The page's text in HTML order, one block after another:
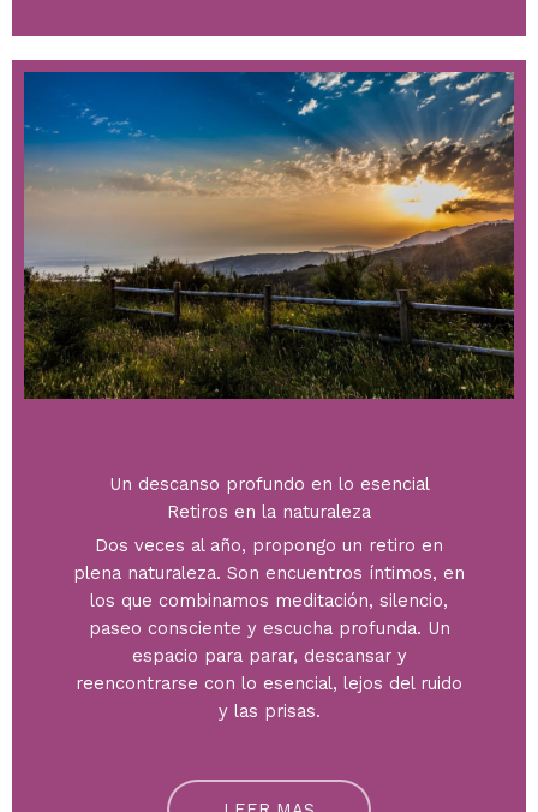
Un descanso profundo en lo esencial
Retiros en la naturaleza
Dos veces al año, propongo un retiro en
plena naturaleza. Son encuentros íntimos, en
los que combinamos meditación, silencio,
paseo consciente y escucha profunda. Un
espacio para parar, descansar y
reencontrarse con lo esencial, lejos del ruido
y las prisas.